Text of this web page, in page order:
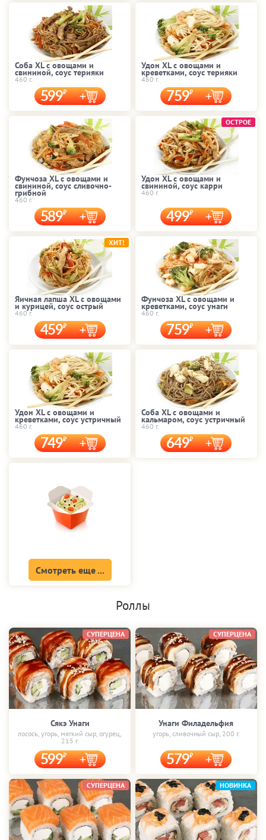
Соба XL с овощами и
свининой, соус терияки
460 г.
599
Удон XL с овощами и
креветками, соус терияки
460 г.
759
Фунчоза XL с овощами и
свининой, соус сливочно-
грибной
460 г.
589
Удон XL с овощами и
свининой, соус карри
460 г.
499
ОСТРОЕ
Яичная лапша XL с овощами
и курицей, соус острый
460 г.
459
ХИТ!
Фунчоза XL с овощами и
креветками, соус унаги
460 г.
759
Удон XL с овощами и
креветками, соус устричный
460 г.
749
Соба XL с овощами и
кальмаром, соус устричный
460 г.
649
Смотреть еще ...
Роллы
Сякэ Унаги
лосось, угорь, мягкий сыр, огурец,
215 г.
599
СУПЕРЦЕНА
Унаги Филадельфия
угорь, сливочный сыр, 200 г.
579
СУПЕРЦЕНА
СУПЕРЦЕНА НОВИНКА